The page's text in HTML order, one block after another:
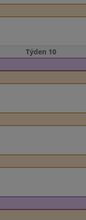
Týden 10